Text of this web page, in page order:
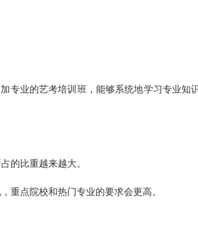
业的艺考培训班，能够系统地学习专业知
的比重越来越大。
重点院校和热门专业的要求会更高。